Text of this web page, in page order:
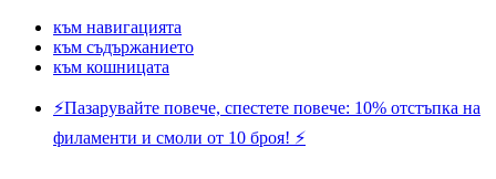
към навигацията
към съдържанието
към кошницата
⚡️Пазарувайте повече, спестете повече: 10% отстъпка на
филаменти и смоли от 10 броя! ⚡️